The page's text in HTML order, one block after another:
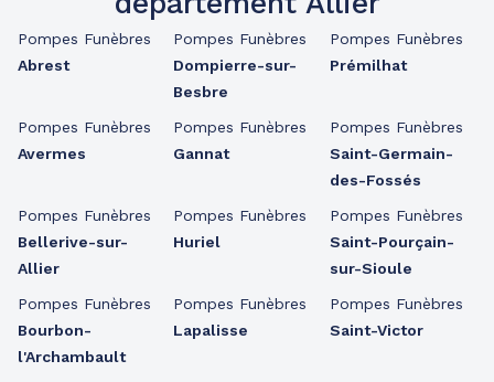
Pompes Funèbres
Abrest
Pompes Funèbres
Avermes
Pompes Funèbres
Bellerive-sur-
Allier
Pompes Funèbres
Bourbon-
l'Archambault
Pompes Funèbres
Dompierre-sur-
Besbre
Pompes Funèbres
Gannat
Pompes Funèbres
Huriel
Pompes Funèbres
Lapalisse
Pompes Funèbres
Prémilhat
Pompes Funèbres
Saint-Germain-
des-Fossés
Pompes Funèbres
Saint-Pourçain-
sur-Sioule
Pompes Funèbres
Saint-Victor